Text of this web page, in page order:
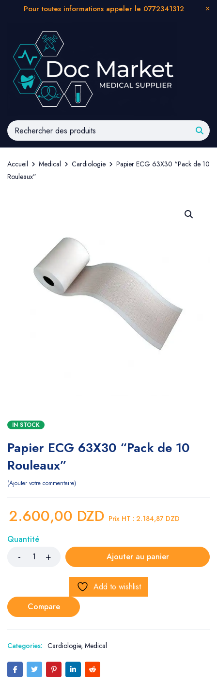
Pour toutes informations appeler le 0772341312
Accueil Medical Cardiologie
Papier ECG 63X30 “Pack de 10
Rouleaux”
IN STOCK
Papier ECG 63X30 “Pack de 10
Rouleaux”
Ajouter votre commentaire
2.600,00 DZD Prix HT : 2.184,87 DZD
Quantité
Ajouter au panier
Add to wishlist
Compare
Categories: Cardiologie, Medical